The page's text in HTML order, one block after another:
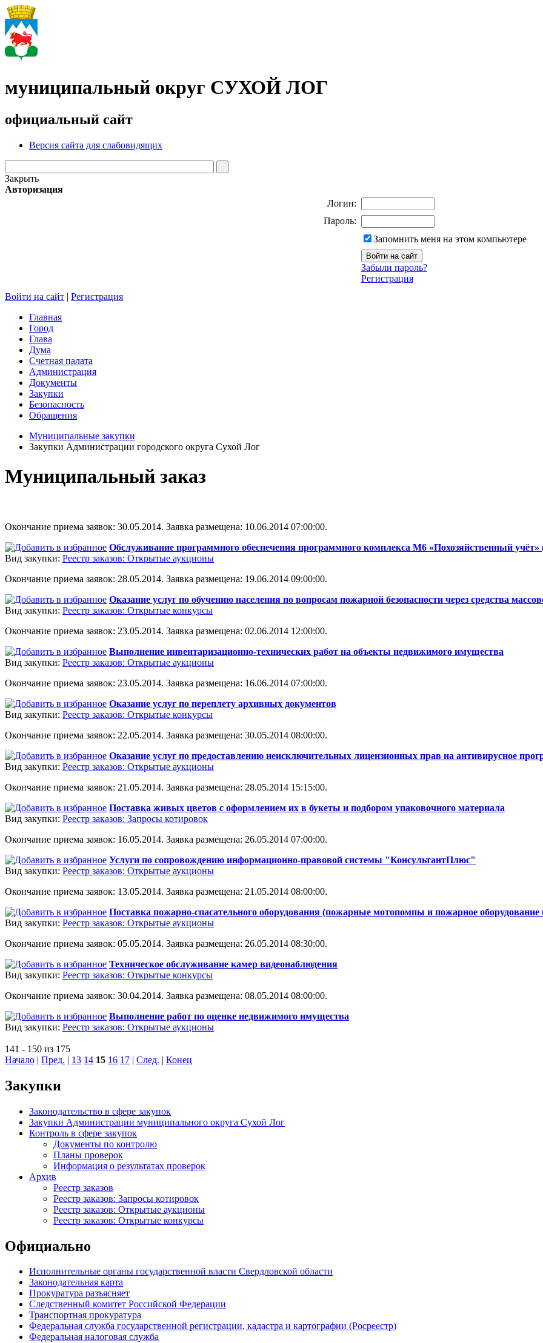
муниципальный округ СУХОЙ ЛОГ
официальный сайт
Версия сайта для слабовидящих
Закрыть
Авторизация
Логин:
Пароль:
Запомнить меня на этом компьютере
Забыли пароль?
Регистрация
Войти на сайт | Регистрация
Главная
Город
Глава
Дума
Счетная палата
Администрация
Документы
Закупки
Безопасность
Обращения
Муниципальные закупки
Закупки Администрации городского округа Сухой Лог
Муниципальный заказ
Окончание приема заявок: 30.05.2014. Заявка размещена: 10.06.2014 07:00:00.
Обслуживание программного обеспечения программного комплекса М6 «Похозяйственный учёт»
Вид закупки: Реестр заказов: Открытые аукционы
Окончание приема заявок: 28.05.2014. Заявка размещена: 19.06.2014 09:00:00.
Оказание услуг по обучению населения по вопросам пожарной безопасности через средства
Вид закупки: Реестр заказов: Открытые конкурсы
Окончание приема заявок: 23.05.2014. Заявка размещена: 02.06.2014 12:00:00.
Выполнение инвентаризационно-технических работ на объекты недвижимого имущества
Вид закупки: Реестр заказов: Открытые аукционы
Окончание приема заявок: 23.05.2014. Заявка размещена: 16.06.2014 07:00:00.
Оказание услуг по переплету архивных документов
Вид закупки: Реестр заказов: Открытые конкурсы
Окончание приема заявок: 22.05.2014. Заявка размещена: 30.05.2014 08:00:00.
Оказание услуг по предоставлению неисключительных лицензионных прав на антивирусное
Вид закупки: Реестр заказов: Открытые аукционы
Окончание приема заявок: 21.05.2014. Заявка размещена: 28.05.2014 15:15:00.
Поставка живых цветов с оформлением их в букеты и подбором упаковочного материала
Вид закупки: Реестр заказов: Запросы котировок
Окончание приема заявок: 16.05.2014. Заявка размещена: 26.05.2014 07:00:00.
Услуги по сопровождению информационно-правовой системы "КонсультантПлюс"
Вид закупки: Реестр заказов: Открытые аукционы
Окончание приема заявок: 13.05.2014. Заявка размещена: 21.05.2014 08:00:00.
Поставка пожарно-спасательного оборудования (пожарные мотопомпы и пожарное
Вид закупки: Реестр заказов: Открытые аукционы
Окончание приема заявок: 05.05.2014. Заявка размещена: 26.05.2014 08:30:00.
Техническое обслуживание камер видеонаблюдения
Вид закупки: Реестр заказов: Открытые конкурсы
Окончание приема заявок: 30.04.2014. Заявка размещена: 08.05.2014 08:00:00.
Выполнение работ по оценке недвижимого имущества
Вид закупки: Реестр заказов: Открытые аукционы
141 - 150 из 175
Начало | Пред. | 13 14 15 16 17 | След. | Конец
Закупки
Законодательство в сфере закупок
Закупки Администрации муниципального округа Сухой Лог
Контроль в сфере закупок
Документы по контролю
Планы проверок
Информация о результатах проверок
Архив
Реестр заказов
Реестр заказов: Запросы котировок
Реестр заказов: Открытые аукционы
Реестр заказов: Открытые конкурсы
Официально
Исполнительные органы государственной власти Свердловской области
Законодательная карта
Прокуратура разъясняет
Следственный комитет Российской Федерации
Транспортная прокуратура
Федеральная служба государственной регистрации, кадастра и картографии (Росреестр)
Федеральная налоговая служба